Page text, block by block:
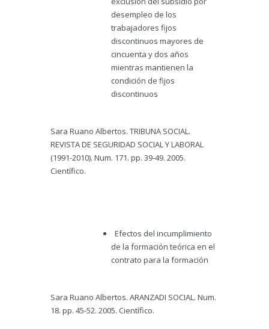
desempleo de los
trabajadores fijos
discontinuos mayores de
cincuenta y dos años
mientras mantienen la
condición de fijos
discontinuos
Sara Ruano Albertos. TRIBUNA SOCIAL.
REVISTA DE SEGURIDAD SOCIAL Y LABORAL
(1991-2010). Num. 171. pp. 39-49. 2005.
Científico.
Efectos del incumplimiento
de la formación teórica en el
contrato para la formación
Sara Ruano Albertos. ARANZADI SOCIAL. Num.
18. pp. 45-52. 2005. Científico.